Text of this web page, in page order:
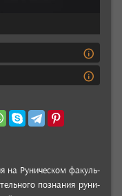
на Руни­чес­ком факуль­
поз­нания руни­